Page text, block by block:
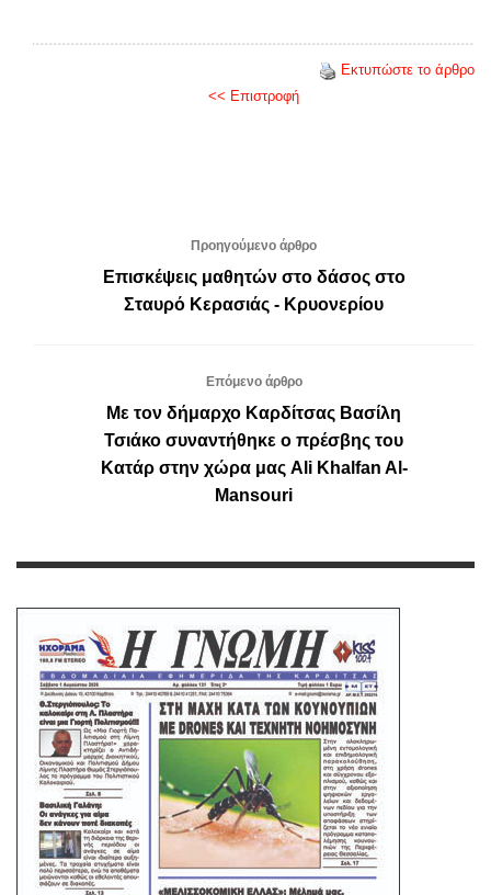
Εκτυπώστε το άρθρο
<< Επιστροφή
Προηγούμενο άρθρο
Επισκέψεις μαθητών στο δάσος στο
Σταυρό Κερασιάς - Κρυονερίου
Επόμενο άρθρο
Με τον δήμαρχο Καρδίτσας Βασίλη
Τσιάκο συναντήθηκε ο πρέσβης του
Κατάρ στην χώρα μας Ali Khalfan Al-
Mansouri